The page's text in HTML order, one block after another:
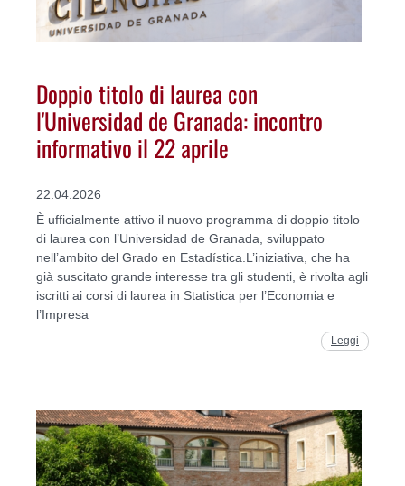
Doppio titolo di laurea con
l'Universidad de Granada: incontro
informativo il 22 aprile
22.04.2026
È ufficialmente attivo il nuovo programma di doppio titolo
di laurea con l’Universidad de Granada, sviluppato
nell’ambito del Grado en Estadística.L’iniziativa, che ha
già suscitato grande interesse tra gli studenti, è rivolta agli
iscritti ai corsi di laurea in Statistica per l’Economia e
l’Impresa
Leggi